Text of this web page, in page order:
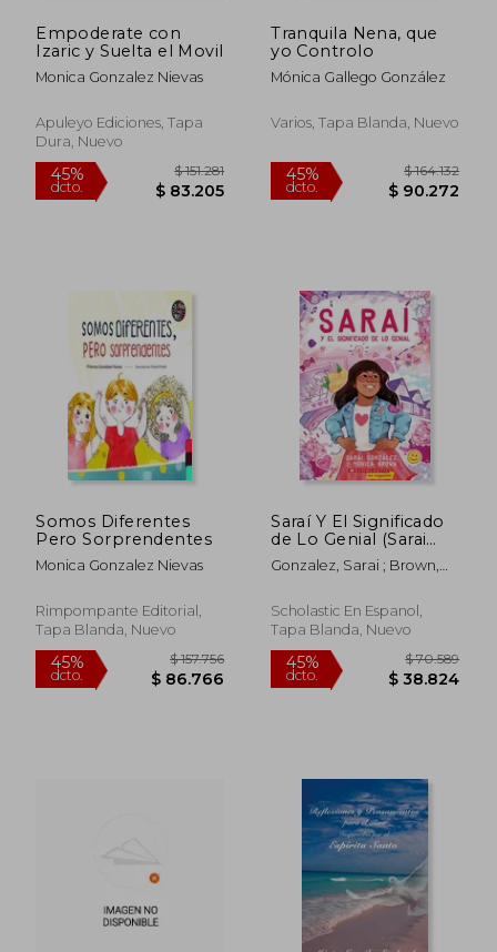
45%
dcto. $ 45.191
45%
dcto.
Empoderate con
Izaric y Suelta el Movil
Monica Gonzalez Nievas
Apuleyo Ediciones, Tapa
Dura, Nuevo
Tranquila Nena, que
yo Controlo
Mónica Gallego González
Varios, Tapa Blanda, Nuevo
Somos Diferentes
Pero Sorprendentes
Monica Gonzalez Nievas
Rimpompante Editorial,
Tapa Blanda, Nuevo
Saraí Y El Significado
de Lo Genial (Sarai
and the Meaning of
Awesome)
Gonzalez, Sarai ; Brown,
Scholastic En Espanol,
Tapa Blanda, Nuevo